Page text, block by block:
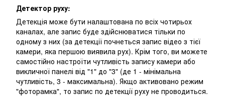
Детектор руху:
Детекція може бути налаштована по всіх чотирьох
каналах, але запис буде здійснюватися тільки по
одному з них (за детекції почнеться запис відео з тієї
камери, яка першою виявила рух). Крім того, ви можете
самостійно настроїти чутливість запису камери або
викличної панелі від "1" до "3" (де 1 - мінімальна
чутливість, 3 - максимальна). Якщо активовано режим
"фоторамка", то запис по детекції руху не проводиться.